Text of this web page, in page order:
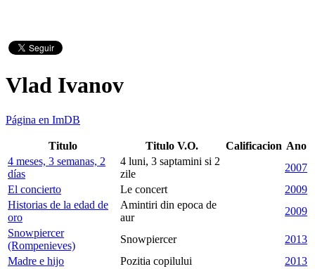
Vlad Ivanov
Página en ImDB
Titulo Titulo V.O. Calificacion Ano
4 meses, 3 semanas, 2
días
4 luni, 3 saptamini si 2
zile
2007
El concierto
Le concert
2009
Historias de la edad de
oro
Amintiri din epoca de
aur
2009
Snowpiercer
(Rompenieves)
Snowpiercer
2013
Madre e hijo
Pozitia copilului
2013